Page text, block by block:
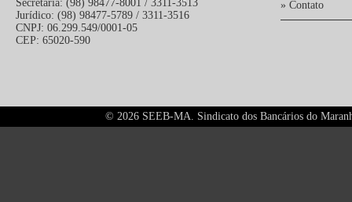
Secretaria: (98) 98477-8001 / 3311-3513
Jurídico: (98) 98477-5789 / 3311-3516
CNPJ: 06.299.549/0001-05
CEP: 65020-590
» Contato
© 2026 SEEB-MA. Sindicato dos Bancários do